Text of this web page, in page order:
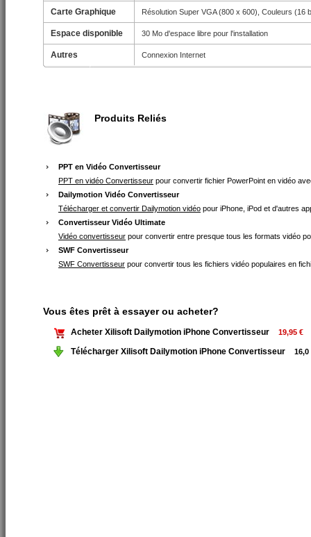
Carte Graphique Résolution Super VGA (800 x 600), Couleurs (16
Espace disponible 30 Mo d'espace libre pour l'installation
Autres Connexion Internet
Produits Reliés
PPT en Vidéo Convertisseur
PPT en vidéo Convertisseur pour convertir fichier PowerPoint en vidéo
Dailymotion Vidéo Convertisseur
Télécharger et convertir Dailymotion vidéo pour iPhone, iPod et d'autres
Convertisseur Vidéo Ultimate
Vidéo convertisseur pour convertir entre presque tous les formats vidéo
SWF Convertisseur
SWF Convertisseur pour convertir tous les fichiers vidéo populaires en
Vous êtes prêt à essayer ou acheter?
Acheter Xilisoft Dailymotion iPhone Convertisseur 19,95 €
Télécharger Xilisoft Dailymotion iPhone Convertisseur 16,0